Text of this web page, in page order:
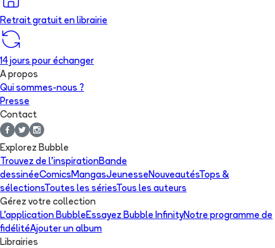
Retrait gratuit en librairie
14 jours pour échanger
A propos
Qui sommes-nous ?
Presse
Contact
Explorez Bubble
Trouvez de l'inspirationBande
dessinéeComics MangasJeunesse NouveautésTops &
sélectionsToutes les sériesTous les auteurs
Gérez votre collection
L'application Bubble Essayez Bubble InfinityNotre programme de
fidélitéAjouter un album
Librairies